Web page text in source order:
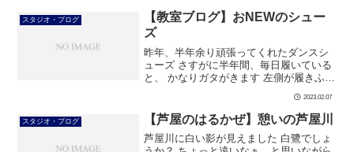
スタジオ・ブログ
【教室ブログ】おNEWのシュー
ズ
昨年、半年余り頑張ってくれたダンスシ
ューズ さすがに半年間、毎日履いている
と、 かなりガタがきます 左側が履きふる
ほぼおNEWのシューズです。 裏を見ると
一目瞭然ですね 今まで頑張って […]
2023.02.07
スタジオ・ブログ 【芦屋のはるかぜ】憩いの芦屋川
芦屋川に白い影が見えました 白鷺でしょ